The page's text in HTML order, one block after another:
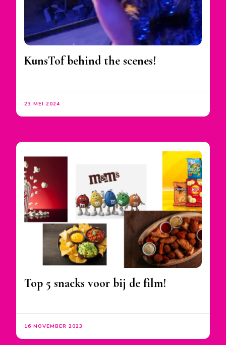
KunsTof behind the scenes!
23 MEI 2024
Top 5 snacks voor bij de film!
16 NOVEMBER 2023